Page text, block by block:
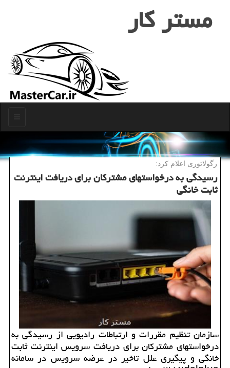
مستر كار
رگولاتوری اعلام كرد:
رسیدگی به درخواستهای مشتركان برای دریافت اینترنت
ثابت خانگی
سازمان تنظیم مقررات و ارتباطات رادیویی از رسیدگی به
درخواستهای مشتركان برای دریافت سرویس اینترنت ثابت
خانگی و پیگیری علل تاخیر در عرضه سرویس در سامانه